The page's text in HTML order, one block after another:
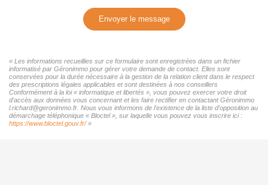
Envoyer le message
« Les informations recueillies sur ce formulaire sont enregistrées dans un fichier
informatisé par Géronimmo pour gérer votre demande de contact. Elles sont
conservées pour la durée nécessaire à la gestion de la relation client dans le respect
des prescriptions légales applicables et sont destinées à nos conseillers
Conformément à la loi « informatique et libertés », vous pouvez exercer votre droit
d'accès aux données vous concernant et les faire rectifier en contactant Géronimmo
l.richard@geronimmo.fr. Nous vous informons de l'existence de la liste d'opposition au
démarchage téléphonique « Bloctel », sur laquelle vous pouvez vous inscrire ici :
https://www.bloctel.gouv.fr/»